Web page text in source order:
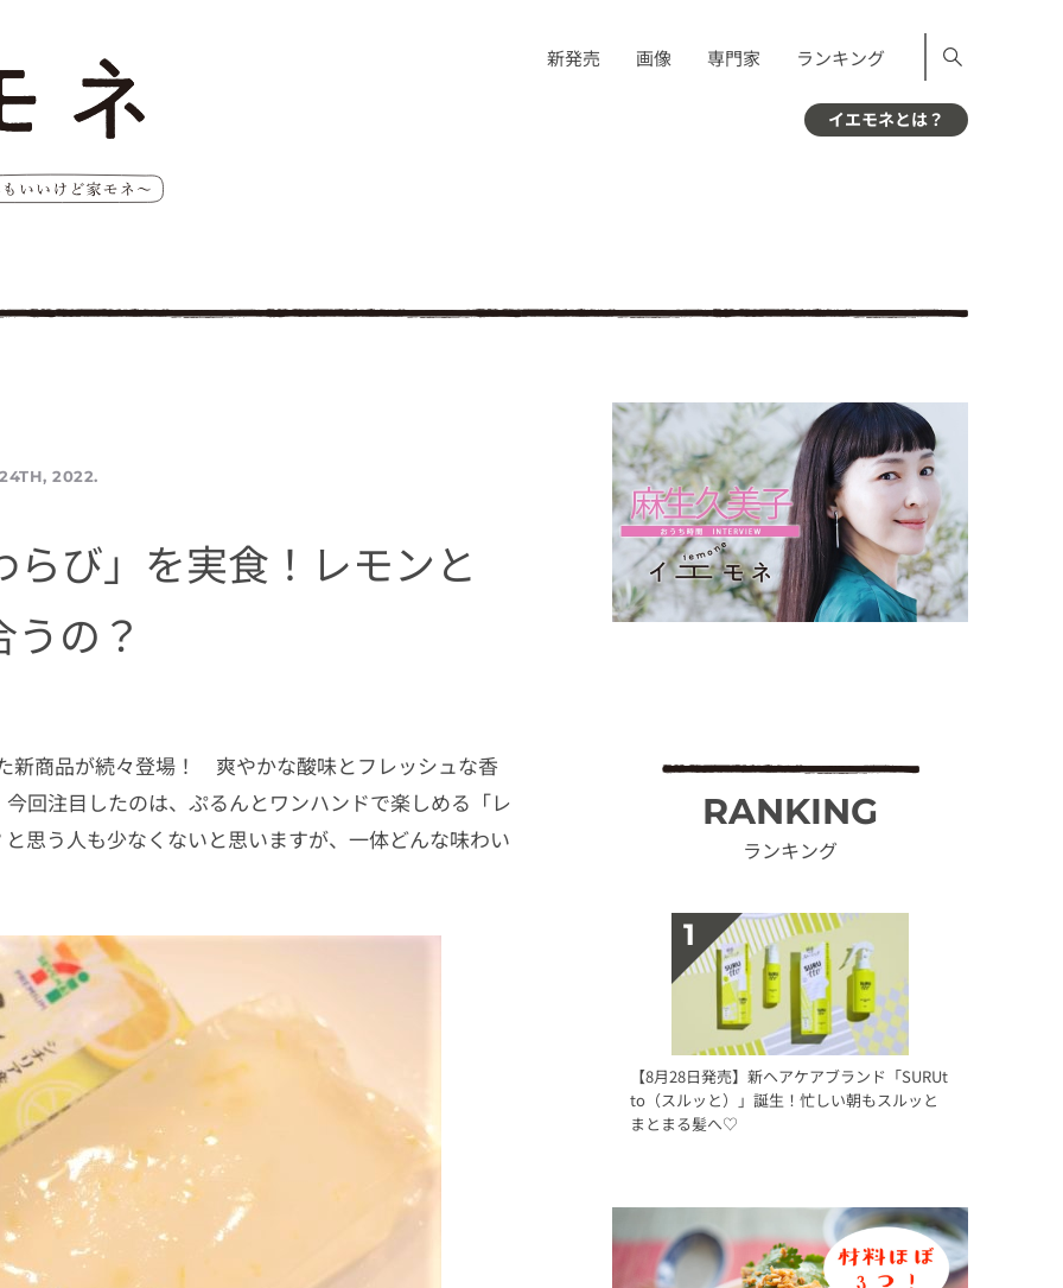
新発売 画像 専門家 ランキング
イエモネとは？
2022.
び」を実食！レモンと
の？
新商品が続々登場！ 爽やかな酸味とフレッシュな香
回注目したのは、ぷるんとワンハンドで楽しめる「レ
思う人も少なくないと思いますが、一体どんな味わい
RANKING
ランキング
【8月28日発売】新ヘアケアブランド「SURUt
to（スルッと）」誕生！忙しい朝もスルッと
まとまる髪へ♡